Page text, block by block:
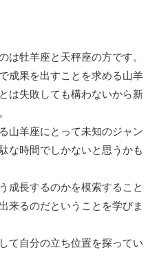
は牡羊座と天秤座の方です。
成果を出すことを求める山羊
は失敗しても構わないから新
山羊座にとって未知のジャン
な時間でしかないと思うかも
成長するのかを模索すること
来るのだということを学びま
て自分の立ち位置を探ってい